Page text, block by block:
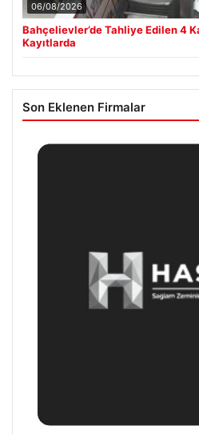
06/08/2026
Bahçelievler’de Tahliye Edilen 4
Kayıtlarda
Son Eklenen Firmalar